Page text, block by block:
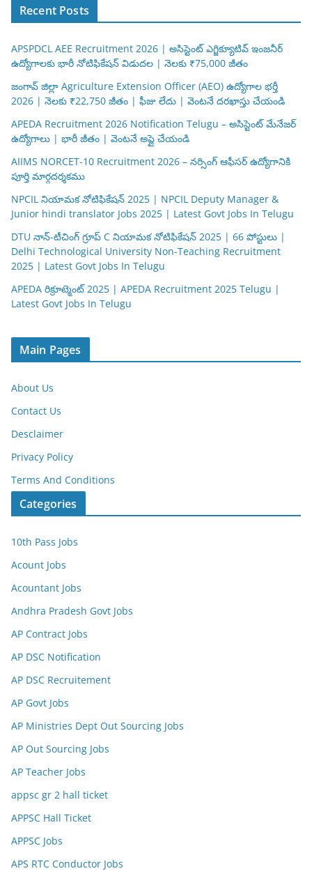
Recent Posts
APSPDCL AEE Recruitment 2026 | అసిస్టెంట్ ఎగ్జిక్యూటివ్ ఇంజనీర్
ఉద్యోగాలకు భారీ నోటిఫికేషన్ విడుదల | నెలకు ₹75,000 జీతం
జంగావ్ జిల్లా Agriculture Extension Officer (AEO) ఉద్యోగాల భర్తీ
2026 | నెలకు ₹22,750 జీతం | ఫీజు లేదు | వెంటనే దరఖాస్తు చేయండి
APEDA Recruitment 2026 Notification Telugu – అసిస్టెంట్ మేనేజర్
ఉద్యోగాలు | భారీ జీతం | వెంటనే అప్లై చేయండి
AIIMS NORCET-10 Recruitment 2026 – నర్సింగ్ ఆఫీసర్ ఉద్యోగానికి
పూర్తి మార్గదర్శకము
NPCIL నియామక నోటిఫికేషన్ 2025 | NPCIL Deputy Manager &
Junior hindi translator Jobs 2025 | Latest Govt Jobs In Telugu
DTU నాన్-టీచింగ్ గ్రూప్ C నియామక నోటిఫికేషన్ 2025 | 66 పోస్టులు |
Delhi Technological University Non-Teaching Recruitment
2025 | Latest Govt Jobs In Telugu
APEDA రిక్రూట్మెంట్ 2025 | APEDA Recruitment 2025 Telugu |
Latest Govt Jobs In Telugu
Main Pages
About Us
Contact Us
Desclaimer
Privacy Policy
Terms And Conditions
Categories
10th Pass Jobs
Acount Jobs
Acountant Jobs
Andhra Pradesh Govt Jobs
AP Contract Jobs
AP DSC Notification
AP DSC Recruitement
AP Govt Jobs
AP Ministries Dept Out Sourcing Jobs
AP Out Sourcing Jobs
AP Teacher Jobs
appsc gr 2 hall ticket
APPSC Hall Ticket
APPSC Jobs
APS RTC Conductor Jobs